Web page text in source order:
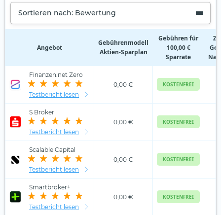
Sortieren nach: Bewertung
Angebot
Gebührenmodell
Aktien‑Sparplan
Gebühren für
100,00 €
Sparrate
Finanzen.net Zero
Testbericht lesen
0,00 € KOSTENFREI
S Broker
Testbericht lesen
0,00 € KOSTENFREI
Scalable Capital
Testbericht lesen
0,00 € KOSTENFREI
Smartbroker+
Testbericht lesen
0,00 € KOSTENFREI